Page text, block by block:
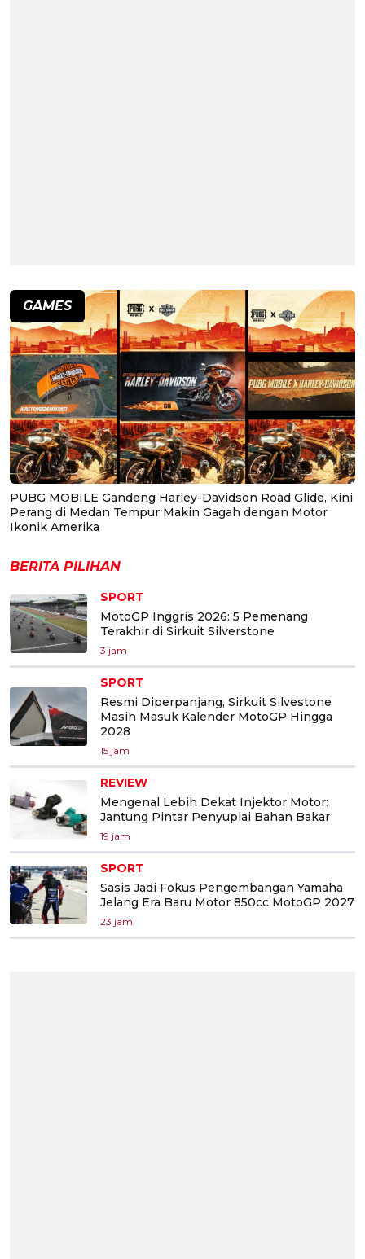
GAMES
PUBG MOBILE Gandeng Harley-Davidson Road Glide, Kini
Perang di Medan Tempur Makin Gagah dengan Motor
Ikonik Amerika
BERITA PILIHAN
SPORT
MotoGP Inggris 2026: 5 Pemenang
Terakhir di Sirkuit Silverstone
3 jam
SPORT
Resmi Diperpanjang, Sirkuit Silvestone
Masih Masuk Kalender MotoGP Hingga
2028
15 jam
REVIEW
Mengenal Lebih Dekat Injektor Motor:
Jantung Pintar Penyuplai Bahan Bakar
19 jam
SPORT
Sasis Jadi Fokus Pengembangan Yamaha
Jelang Era Baru Motor 850cc MotoGP 2027
23 jam